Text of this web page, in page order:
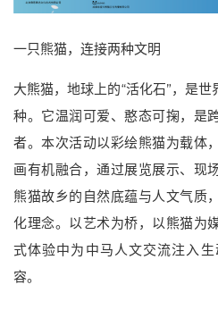
一只熊猫，连接两种文明
大熊猫，地球上的“活化石”，是
种。它温润可爱、憨态可掬，是
者。本次活动以彩绘熊猫为载体
画有机融合，通过展览展示、现
熊猫故乡的自然底蕴与人文气质
化理念。以艺术为桥，以熊猫为
式体验中为中马人文交流注入
容。